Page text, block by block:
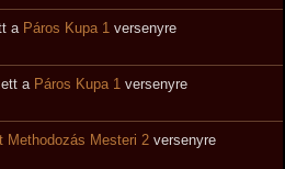
a Páros Kupa 1 versenyre
a Páros Kupa 1 versenyre
Methodozás Mesteri 2 versenyre